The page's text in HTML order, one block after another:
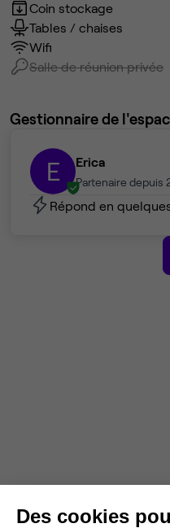
Disponible à compter du
Loyer : 2 500 € HT par mois
Information
Coin stockage
Tables / chaises
Wifi
Salle de réunion privée
Gestionnaire de
E Erica
Partenaire depuis
Répond en
Des cookies